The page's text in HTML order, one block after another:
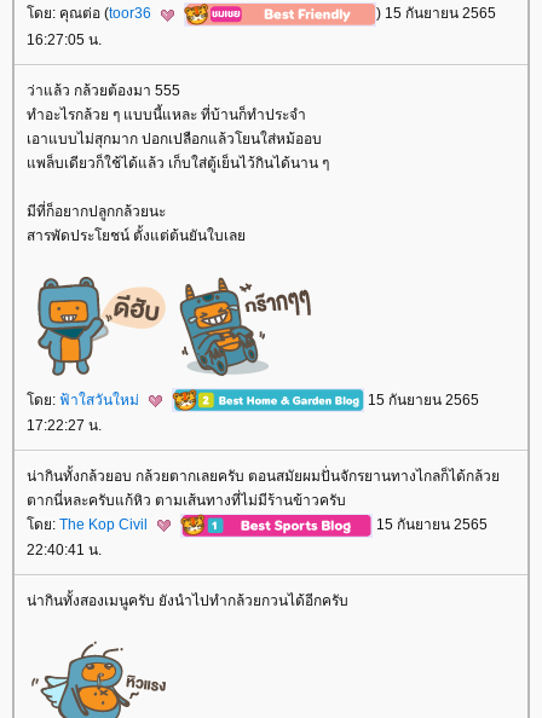
ดย: คุณต่อ (toor36
) 15 กันยายน 2565
16:27:05 น.
ว่าแล้ว กล้วยต้องมา 555
ทำอะไรกล้วย ๆ แบบนี้แหละ ที่บ้านก็ทำประจำ
เอาแบบไม่สุกมาก ปอกเปลือกแล้วโยนใส่หม้ออบ
พล็บเดียวก็ใช้ได้แล้ว เก็บใส่ตู้เย็นไว้กินได้นาน ๆ
มีที่ก็อยากปลูกกล้วยนะ
สารพัดประโยชน์ ตั้งแต่ต้นยันใบเล
ดย: ฟ้าใสวันใหม่
15 กันยายน 2565
17:22:27 น.
น่ากินทั้งกล้วยอบ กล้วยตากเลยครับ ตอนสมัยผมปั่นจักรยานทางไกลก็ได้กล้ว
ตากนี่หละครับแก้หิว ตามเส้นทางที่ไม่มีร้านข้าวครับ
ดย: The Kop Civil
15 กันยายน 2565
22:40:41 น.
น่ากินทั้งสองเมนูครับ ยังนำไปทำกล้วยกวนได้อีกครับ